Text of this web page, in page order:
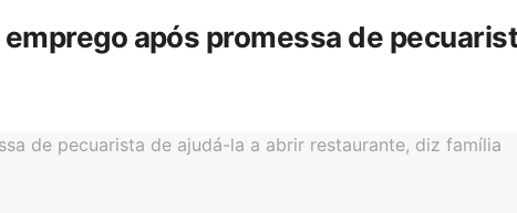
após promessa de